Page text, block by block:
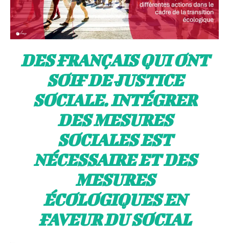
DES FRANÇAIS QUI ONT
SOIF DE JUSTICE
SOCIALE. INTÉGRER
DES MESURES
SOCIALES EST
NÉCESSAIRE ET DES
MESURES
ÉCOLOGIQUES EN
FAVEUR DU SOCIAL